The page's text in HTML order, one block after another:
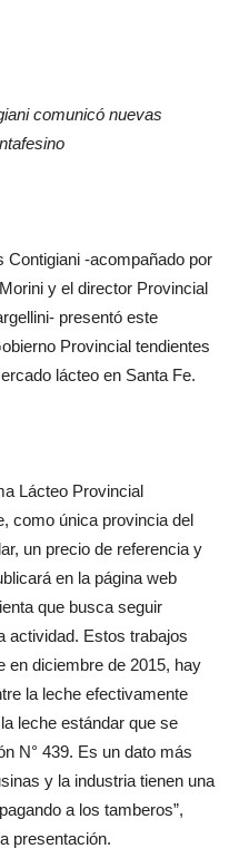
y el director Provincial
presentó este
Provincial tendientes
lácteo en Santa Fe.
como única provincia del
un precio de referencia y
en la página web
que busca seguir
Estos trabajos
diciembre de 2015, hay
la leche efectivamente
leche estándar que se
N° 439. Es un dato más
y la industria tienen una
a los tamberos”,
presentación.